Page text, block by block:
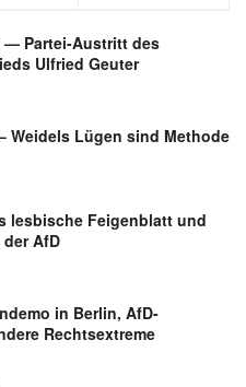
— Partei-Austritt des
Ulfried Geuter
Weidels Lügen sind Methode
lesbische Feigenblatt und
AfD
in Berlin, AfD-
Rechtsextreme